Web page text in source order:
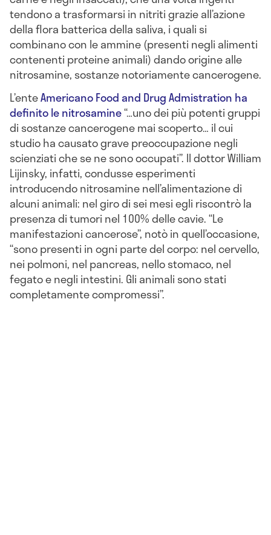
tendono a trasformarsi in nitriti grazie all’azione
della flora batterica della saliva, i quali si
combinano con le ammine (presenti negli alimenti
contenenti proteine animali) dando origine alle
nitrosamine, sostanze notoriamente cancerogene.
L’enteAmericano Food and Drug Admistration ha
definito le nitrosamine“…uno dei più potenti gruppi
di sostanze cancerogene mai scoperto… il cui
studio ha causato grave preoccupazione negli
scienziati che se ne sono occupati”. Il dottor William
Lijinsky, infatti, condusse esperimenti
introducendo nitrosamine nell’alimentazione di
alcuni animali: nel giro di sei mesi egli riscontrò la
presenza di tumori nel 100% delle cavie. “Le
manifestazioni cancerose”, notò in quell’occasione,
“sono presenti in ogni parte del corpo: nel cervello,
nei polmoni, nel pancreas, nello stomaco, nel
fegato e negli intestini. Gli animali sono stati
completamente compromessi”.